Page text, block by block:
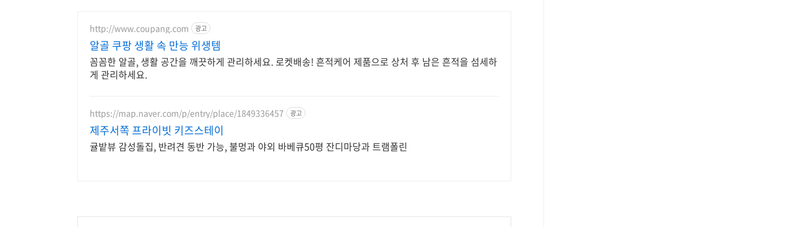
http://www.coupang.com 광고
알골 쿠팡 생활 속 만능 위생템
꼼꼼한 알골, 생활 공간을 깨끗하게 관리하세요. 로켓배송! 흔적케어 제품으로 상처 후 남은 흔적을 섬세하
게 관리하세요.
https://map.naver.com/p/entry/place/1849336457 광고
제주서쪽 프라이빗 키즈스테이
귤밭뷰 감성돌집, 반려견 동반 가능, 불멍과 야외 바베큐50평 잔디마당과 트램폴린